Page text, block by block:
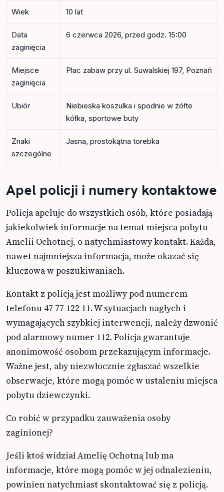
Wiek 10 lat
Data
zaginięcia
6 czerwca 2026, przed godz. 15:00
Miejsce
zaginięcia
Plac zabaw przy ul. Suwalskiej 197, Poznań
Ubiór
Niebieska koszulka i spodnie w żółte
kółka, sportowe buty
Znaki
szczególne
Jasna, prostokątna torebka
Apel policji i numery kontaktowe
Policja apeluje do wszystkich osób, które posiadają
jakiekolwiek informacje na temat miejsca pobytu
Amelii Ochotnej, o natychmiastowy kontakt. Każda,
nawet najmniejsza informacja, może okazać się
kluczowa w poszukiwaniach.
Kontakt z policją jest możliwy pod numerem
telefonu 47 77 122 11. W sytuacjach nagłych i
wymagających szybkiej interwencji, należy dzwonić
pod alarmowy numer 112. Policja gwarantuje
anonimowość osobom przekazującym informacje.
Ważne jest, aby niezwłocznie zgłaszać wszelkie
obserwacje, które mogą pomóc w ustaleniu miejsca
pobytu dziewczynki.
Co robić w przypadku zauważenia osoby
zaginionej?
Jeśli ktoś widział Amelię Ochotną lub ma
informacje, które mogą pomóc w jej odnalezieniu,
powinien natychmiast skontaktować się z policją.